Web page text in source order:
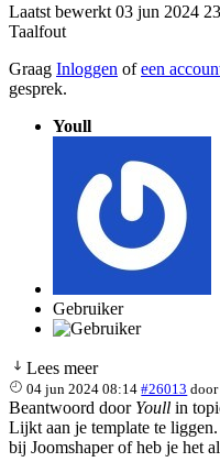
Laatst bewerkt 03 jun 2024
Taalfout
Graag Inloggen ofeen
gesprek.
Youll
Gebruiker
Lees meer
04 jun 2024 08:14 #26013
Beantwoord door Youll in
Lijkt aan je template te
bij Joomshaper of heb je het